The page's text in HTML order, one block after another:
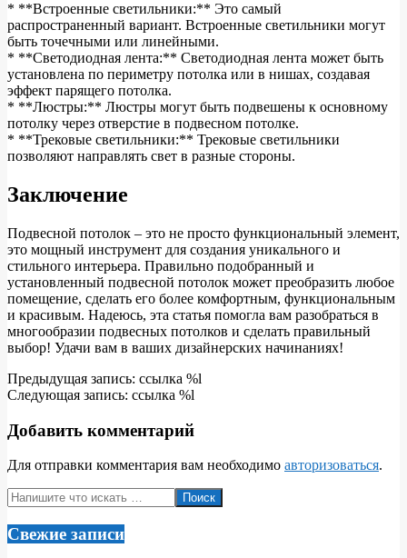
* **Встроенные светильники:** Это самый
распространенный вариант. Встроенные светильники могут
быть точечными или линейными.
* **Светодиодная лента:** Светодиодная лента может быть
установлена по периметру потолка или в нишах, создавая
эффект парящего потолка.
* **Люстры:** Люстры могут быть подвешены к основному
потолку через отверстие в подвесном потолке.
* **Трековые светильники:** Трековые светильники
позволяют направлять свет в разные стороны.
Заключение
Подвесной потолок – это не просто функциональный элемент,
это мощный инструмент для создания уникального и
стильного интерьера. Правильно подобранный и
установленный подвесной потолок может преобразить любое
помещение, сделать его более комфортным, функциональным
и красивым. Надеюсь, эта статья помогла вам разобраться в
многообразии подвесных потолков и сделать правильный
выбор! Удачи вам в ваших дизайнерских начинаниях!
2025-
04-
Предыдущая запись: ссылка %l
Следующая запись: ссылка %l
Добавить комментарий
Для отправки комментария вам необходимо авторизоваться.
Поиск
Свежие записи